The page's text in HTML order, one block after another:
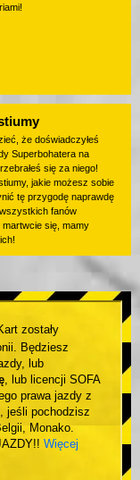
że doświadczyłeś
Superbohatera na
się za niego!
jakie możesz sobie
tę przygodę naprawdę
fanów
martwcie się, mamy
zostały
Będziesz
lub
, lub licencji SOFA
prawa jazdy z
jeśli pochodzisz
Monako.
Więcej